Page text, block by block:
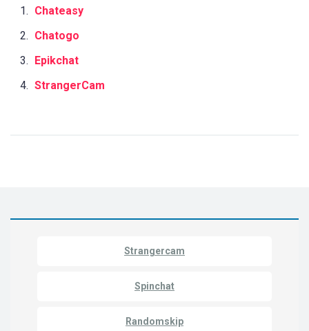
Chateasy
Chatogo
Epikchat
StrangerCam
Strangercam
Spinchat
Randomskip